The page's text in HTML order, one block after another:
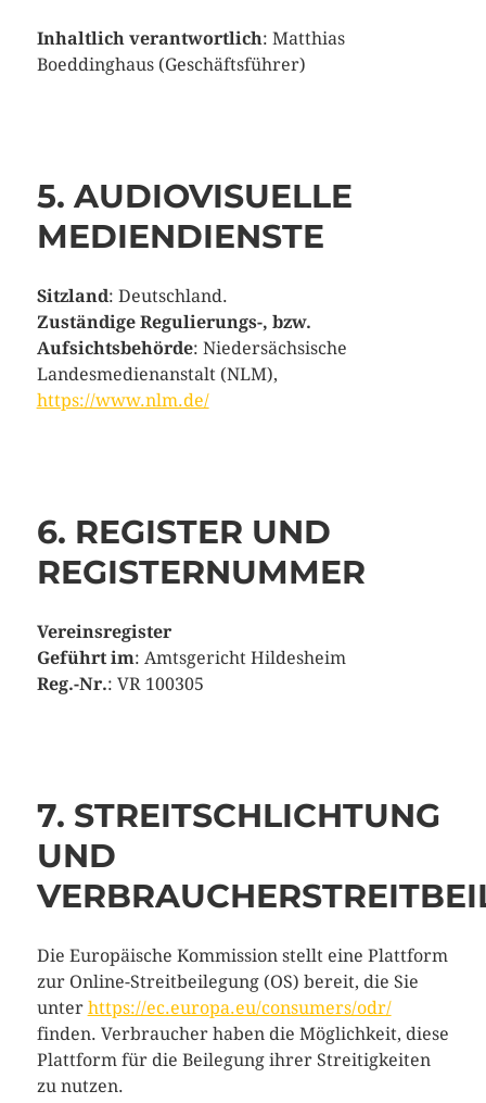
Inhaltlich verantwortlich: Matthias
Boeddinghaus (Geschäftsführer)
5. AUDIOVISUELLE
MEDIENDIENSTE
Sitzland: Deutschland.
Zuständige Regulierungs-, bzw.
Aufsichtsbehörde: Niedersächsische
Landesmedienanstalt (NLM),
https://www.nlm.de/
6. REGISTER UND
REGISTERNUMMER
Vereinsregister
Geführt im: Amtsgericht Hildesheim
Reg.-Nr.: VR 100305
7. STREITSCHLICHTUNG
UND
Die Europäische Kommission stellt eine Plattform
zur Online-Streitbeilegung (OS) bereit, die Sie
unter https://ec.europa.eu/consumers/odr/
finden. Verbraucher haben die Möglichkeit, diese
Plattform für die Beilegung ihrer Streitigkeiten
zu nutzen.